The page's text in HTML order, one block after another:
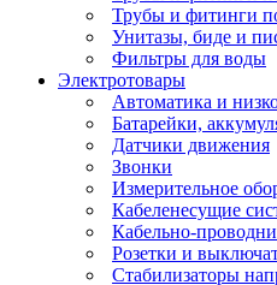
Трубы и фитинги
Унитазы, биде и
Фильтры для воды
Электротовары
Автоматика и
Батарейки,
Датчики движения
Звонки
Измерительное
Кабеленесущие
Кабельно-
Розетки и
Стабилизаторы